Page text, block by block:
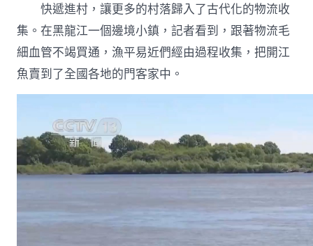
快遞進村，讓更多的村落歸入了古代化的物流收
集。在黑龍江一個邊境小鎮，記者看到，跟著物流毛
細血管不竭買通，漁平易近們經由過程收集，把開江
魚賣到了全國各地的門客家中。